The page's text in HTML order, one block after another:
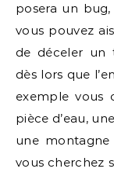
posera un
vous pouvez
de déceler un
dès lors que
exemple vous
pièce d’eau,
une
vous cherchez